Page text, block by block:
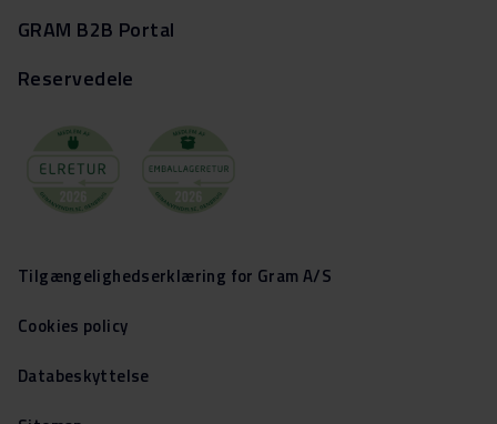
GRAM B2B Portal
Reservedele
Tilgængelighedserklæring for Gram A/S
Cookies policy
Databeskyttelse